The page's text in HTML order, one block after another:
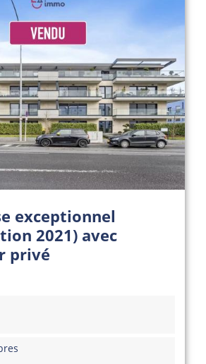
exceptionnel
2021) avec
privé